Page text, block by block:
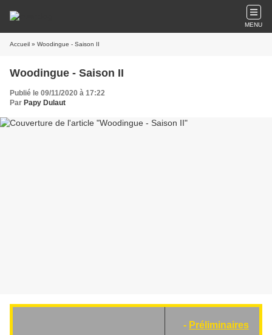
MENU
Accueil » Woodingue - Saison II
Woodingue - Saison II
Publié le 09/11/2020 à 17:22
Par Papy Dulaut
- Préliminaires